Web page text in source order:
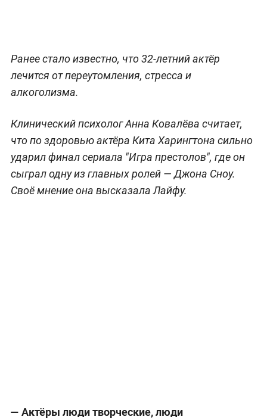
Ранее стало известно, что 32-летний актёр
лечится от переутомления, стресса и
алкоголизма.
Клинический психолог Анна Ковалёва считает,
что по здоровью актёра Кита Харингтона сильно
ударил финал сериала "Игра престолов", где он
сыграл одну из главных ролей — Джона Сноу.
Своё мнение она высказала Лайфу.
— Актёры люди творческие, люди